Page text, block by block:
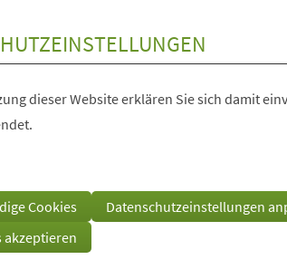
dieser Website erklären Sie sich damit
Cookies
Datenschutzeinstellungen
akzeptieren